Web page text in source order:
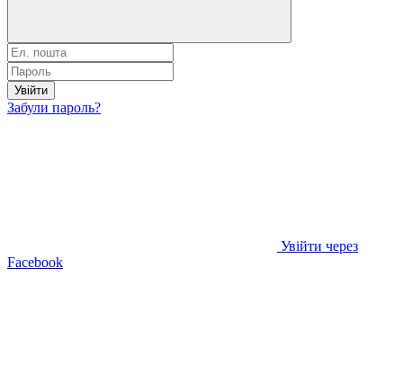
Увійти
Забули пароль?
Увійти через
Facebook